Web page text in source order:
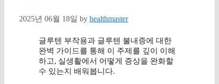
2025년 06월 18일 by healthmaster
글루텐 부작용과 글루텐 불내증에 대한
완벽 가이드를 통해 이 주제를 깊이 이해
하고, 실생활에서 어떻게 증상을 완화할
수 있는지 배워봅니다.